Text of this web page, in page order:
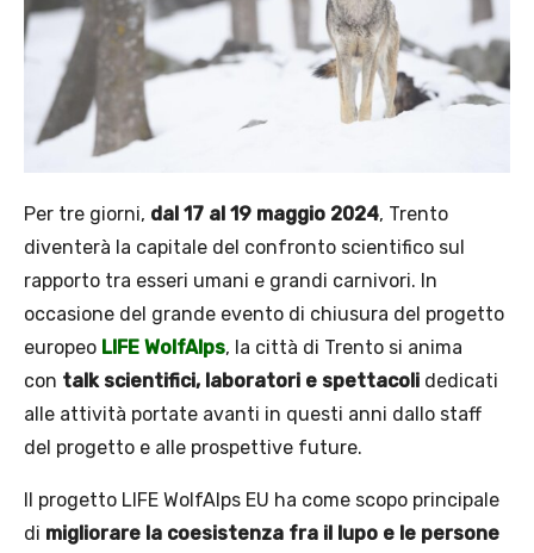
Per tre giorni, dal 17 al 19 maggio 2024, Trento
diventerà la capitale del confronto scientifico sul
rapporto tra esseri umani e grandi carnivori. In
occasione del grande evento di chiusura del progetto
europeo LIFE WolfAlps, la città di Trento si anima
con talk scientifici, laboratori e spettacoli dedicati
alle attività portate avanti in questi anni dallo staff
del progetto e alle prospettive future.
Il progetto LIFE WolfAlps EU ha come scopo principale
di migliorare la coesistenza fra il lupo e le persone